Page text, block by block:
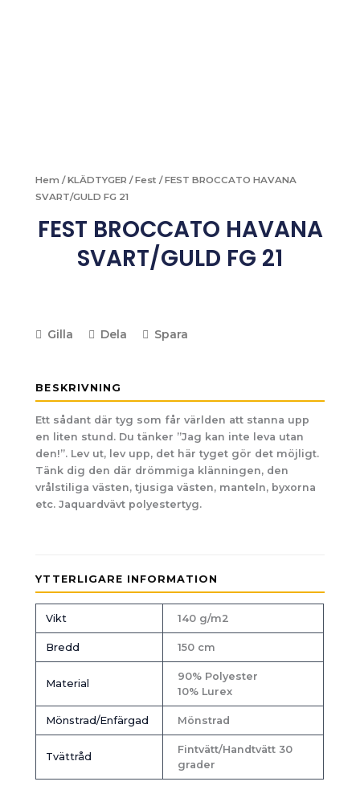
Hem /KLÄDTYGER /Fest / FEST BROCCATO HAVANA
SVART/GULD FG 21
FEST BROCCATO HAVANA
SVART/GULD FG 21
Gilla Dela Spara
BESKRIVNING
Ett sådant där tyg som får världen att stanna upp
en liten stund. Du tänker ”Jag kan inte leva utan
den!”. Lev ut, lev upp, det här tyget gör det möjligt.
Tänk dig den där drömmiga klänningen, den
vrålstiliga västen, tjusiga västen, manteln, byxorna
etc. Jaquardvävt polyestertyg.
YTTERLIGARE INFORMATION
Vikt 140 g/m2
Bredd 150 cm
Material
90% Polyester
10% Lurex
Mönstrad/Enfärgad Mönstrad
Tvättråd
Fintvätt/Handtvätt 30
grader